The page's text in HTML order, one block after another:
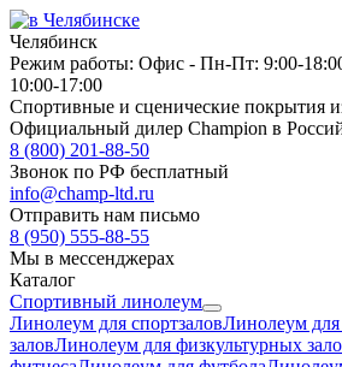
Челябинск
Режим работы: Офис - Пн-Пт: 9:00-
10:00-17:00
Спортивные и сценические покрытия
Официальный дилер Champion в
8 (800) 201-88-50
Звонок по РФ бесплатный
info@champ-ltd.ru
Отправить нам письмо
8 (950) 555-88-55
Мы в мессенджерах
Каталог
Спортивный линолеум
Линолеум для спортзаловЛинолеум
заловЛинолеум для физкультурных